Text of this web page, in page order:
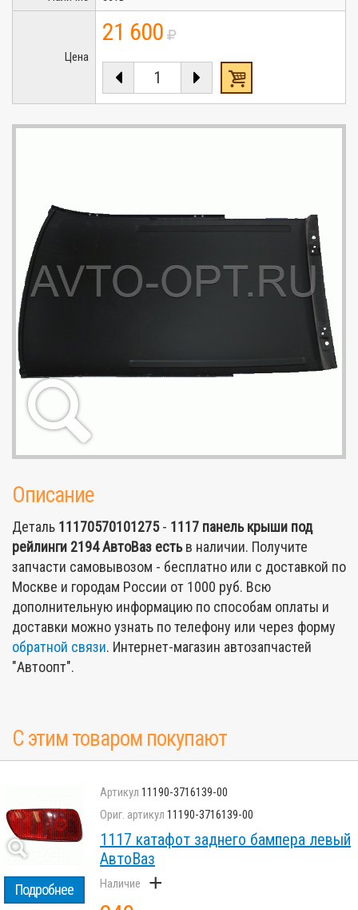
Цена
21 600
Описание
Деталь 11170570101275- 1117 панель крыши под
рейлинги 2194 АвтоВаз естьв наличии. Получите
запчасти самовывозом - бесплатно или с доставкой по
Москве и городам России от 1000 руб. Всю
дополнительную информацию по способам оплаты и
доставки можно узнать по телефону или через форму
обратной связи. Интернет-магазин автозапчастей
"Автоопт".
С этим товаром покупают
Подробнее
11190-3716139-00
11190-3716139-00
1117 катафот заднего бампера левый
АвтоВаз
+